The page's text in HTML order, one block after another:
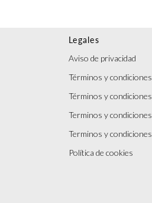
Legales
Aviso de privacidad
Términos y condiciones
Términos y
Terminos y
Terminos y
Política de cookies